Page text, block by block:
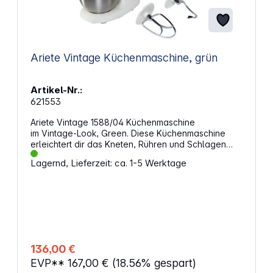
Ariete Vintage Küchenmaschine, grün
Artikel-Nr.:
621553
Ariete Vintage 1588/04 Küchenmaschine
im Vintage-Look, Green. Diese Küchenmaschine
erleichtert dir das Kneten, Rühren und Schlagen
verschiedenster Zutaten und spart Zeit bei der
täglichen Zubereitung. Durch das Planetenrührwerk
Motor mit bis zu 2400 W maximaler Leistung
bewältigt auch feste und grobe Teige. 7
Geschwindigkeitsstufen und eine Pulsfunktion
Lagernd, Lieferzeit: ca. 1-5 Werktage
136,00 €
EVP** 167,00 € (18.56% gespart)